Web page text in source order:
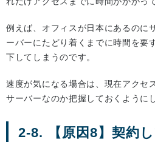
例えば、オフィスが日本にあるのに
ーバーにたどり着くまでに時間を要
下してしまうのです。
速度が気になる場合は、現在アクセ
サーバーなのか把握しておくように
2-8. 【原因8】契約